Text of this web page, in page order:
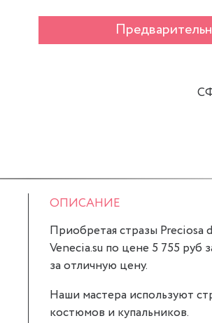
ОПИСАНИЕ
Приобретая стразы Preciosa
Venecia.su по цене 5 755 руб
за отличную цену.
Наши мастера используют
костюмов и купальников.